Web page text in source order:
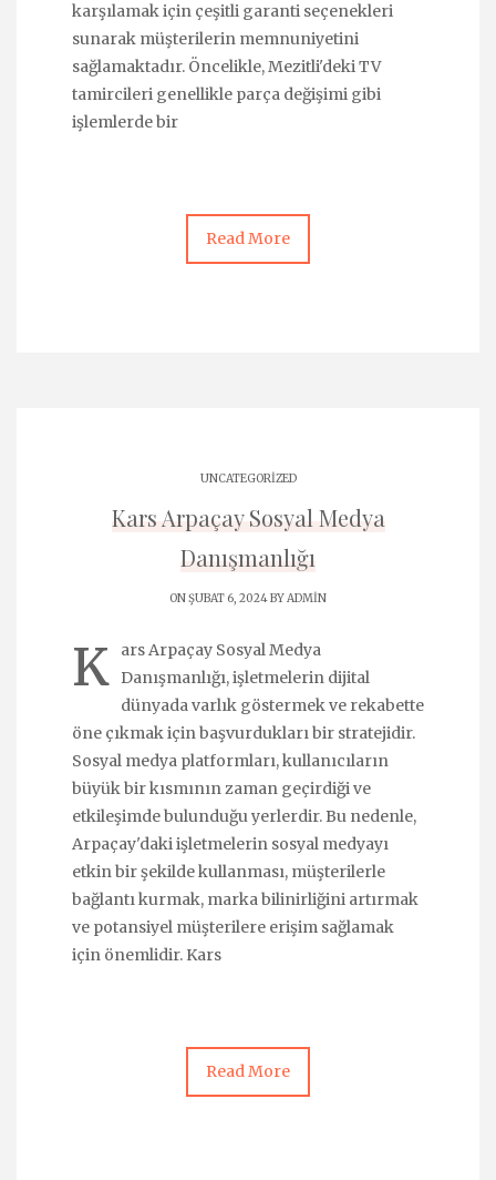
karşılamak için çeşitli garanti seçenekleri
sunarak müşterilerin memnuniyetini
sağlamaktadır. Öncelikle, Mezitli'deki TV
tamircileri genellikle parça değişimi gibi
işlemlerde bir
Read More
UNCATEGORIZED
Kars Arpaçay Sosyal Medya
Danışmanlığı
ON ŞUBAT 6, 2024 BYADMIN
K
ars Arpaçay Sosyal Medya
Danışmanlığı, işletmelerin dijital
dünyada varlık göstermek ve rekabette
öne çıkmak için başvurdukları bir stratejidir.
Sosyal medya platformları, kullanıcıların
büyük bir kısmının zaman geçirdiği ve
etkileşimde bulunduğu yerlerdir. Bu nedenle,
Arpaçay'daki işletmelerin sosyal medyayı
etkin bir şekilde kullanması, müşterilerle
bağlantı kurmak, marka bilinirliğini artırmak
ve potansiyel müşterilere erişim sağlamak
için önemlidir. Kars
Read More